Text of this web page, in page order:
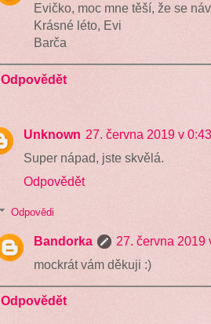
Evičko, moc mne těší, že se
Krásné léto, Evi
Barča
Odpovědět
Unknown 27. června 2019 v 0:43
Super nápad, jste skvělá.
Odpovědět
Odpovědi
Bandorka
27. června 2019
mockrát vám děkuji :)
Odpovědět